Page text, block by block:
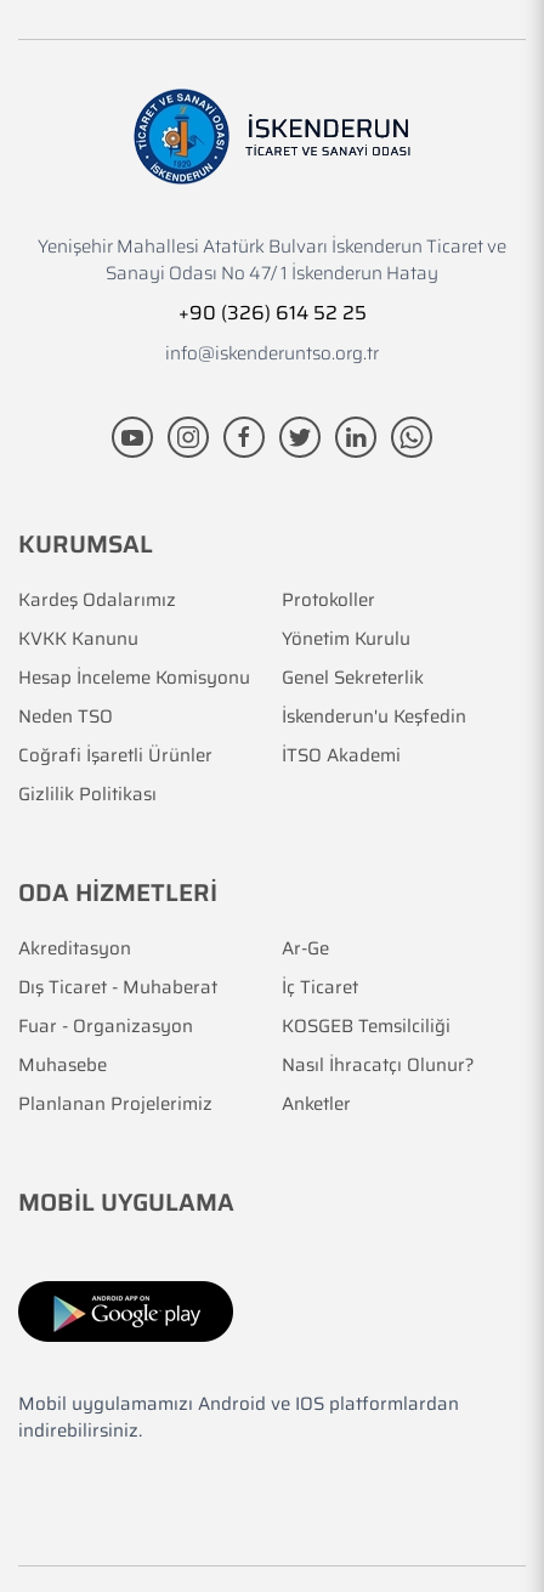
Yenişehir Mahallesi Atatürk Bulvarı İskenderun Ticaret ve
Sanayi Odası No 47/ 1 İskenderun Hatay
+90 (326) 614 52 25
info@iskenderuntso.org.tr
KURUMSAL
Kardeş Odalarımız
Protokoller
KVKK Kanunu
Yönetim Kurulu
Hesap İnceleme Komisyonu
Genel Sekreterlik
Neden TSO
İskenderun'u Keşfedin
Coğrafi İşaretli Ürünler
İTSO Akademi
Gizlilik Politikası
ODA HİZMETLERİ
Akreditasyon
Ar-Ge
Dış Ticaret - Muhaberat
İç Ticaret
Fuar - Organizasyon
KOSGEB Temsilciliği
Muhasebe
Nasıl İhracatçı Olunur?
Planlanan Projelerimiz
Anketler
MOBİL UYGULAMA
Mobil uygulamamızı Android ve IOS platformlardan
indirebilirsiniz.